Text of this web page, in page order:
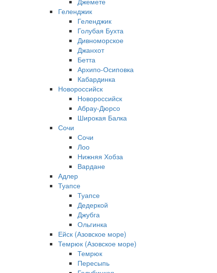
Геленджик
Геленджик
Голубая Бухта
Дивноморское
Джанхот
Бетта
Архипо-Осиповка
Кабардинка
Новороссийск
Новороссийск
Абрау-Дюрсо
Широкая Балка
Сочи
Сочи
Лоо
Нижняя Хобза
Вардане
Адлер
Туапсе
Туапсе
Дедеркой
Джубга
Ольгинка
Ейск (Азовское море)
Темрюк (Азовское море)
Темрюк
Пересыпь